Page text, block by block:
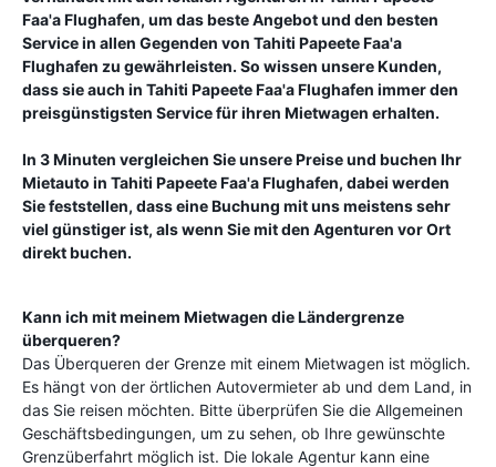
Faa'a Flughafen, um das beste Angebot und den besten
Service in allen Gegenden von Tahiti Papeete Faa'a
Flughafen zu gewährleisten. So wissen unsere Kunden,
dass sie auch in Tahiti Papeete Faa'a Flughafen immer den
preisgünstigsten Service für ihren Mietwagen erhalten.
In 3 Minuten vergleichen Sie unsere Preise und buchen Ihr
Mietauto in Tahiti Papeete Faa'a Flughafen, dabei werden
Sie feststellen, dass eine Buchung mit uns meistens sehr
viel günstiger ist, als wenn Sie mit den Agenturen vor Ort
direkt buchen.
Kann ich mit meinem Mietwagen die Ländergrenze
überqueren?
Das Überqueren der Grenze mit einem Mietwagen ist möglich.
Es hängt von der örtlichen Autovermieter ab und dem Land, in
das Sie reisen möchten. Bitte überprüfen Sie die Allgemeinen
Geschäftsbedingungen, um zu sehen, ob Ihre gewünschte
Grenzüberfahrt möglich ist. Die lokale Agentur kann eine